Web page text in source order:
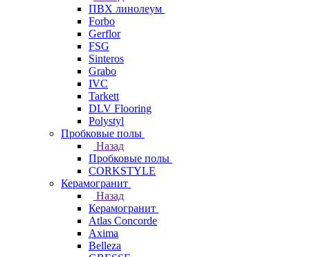
ПВХ линолеум
Forbo
Gerflor
FSG
Sinteros
Grabo
IVC
Tarkett
DLV Flooring
Polystyl
Пробковые полы
Назад
Пробковые полы
CORKSTYLE
Керамогранит
Назад
Керамогранит
Atlas Concorde
Axima
Belleza